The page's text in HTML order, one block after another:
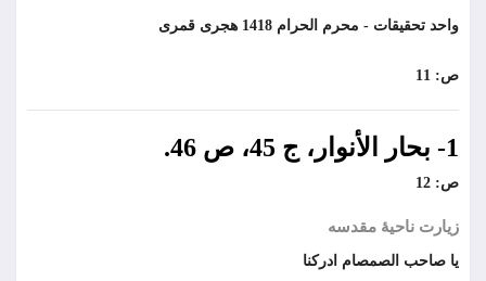
واحد تحقيقات - محرم الحرام 1418 هجری قمری
ص: 11
1- بحار الأنوار، ج 45، ص 46.
ص: 12
زيارت ناحيۀ مقدسه
يا صاحب الصمصام ادركنا